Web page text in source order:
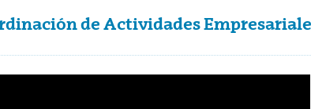
de Actividades